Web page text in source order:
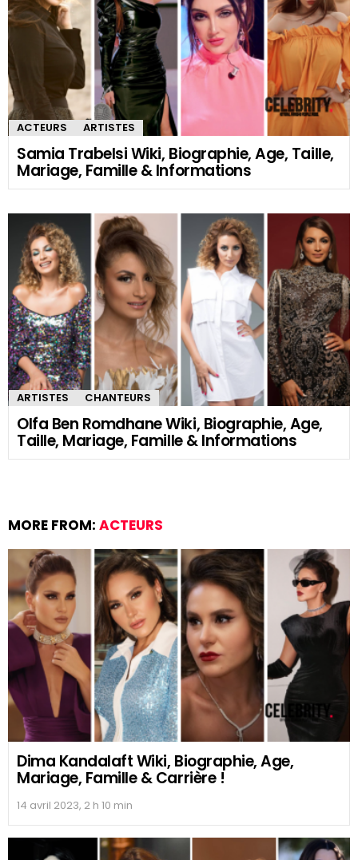
ACTEURS ARTISTES
Samia Trabelsi Wiki, Biographie, Age, Taille,
Mariage, Famille & Informations
ARTISTES CHANTEURS
Olfa Ben Romdhane Wiki, Biographie, Age,
Taille, Mariage, Famille & Informations
MORE FROM: ACTEURS
Dima Kandalaft Wiki, Biographie, Age,
Mariage, Famille & Carrière !
14 avril 2023, 2 h 10 min